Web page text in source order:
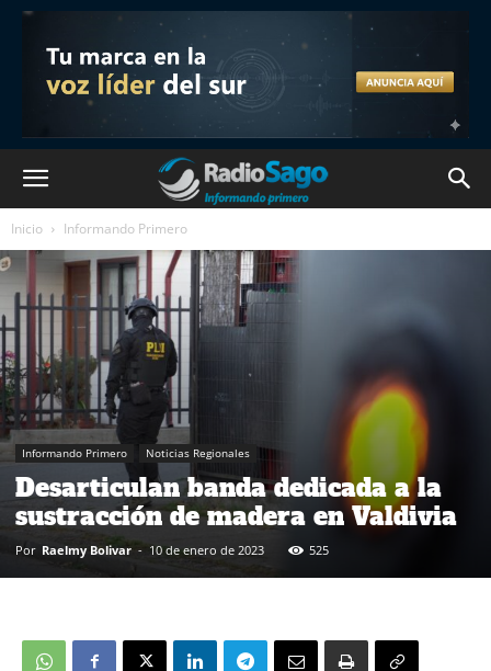
Inicio Informando Primero
Informando Primero Noticias Regionales
Desarticulan banda dedicada a la
sustracción de madera en Valdivia
Por Raelmy Bolivar - 10 de enero de 2023 525